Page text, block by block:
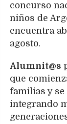
concurso
niños de
encuentra
agosto.
Alumnit@s
que
familias y
integrando